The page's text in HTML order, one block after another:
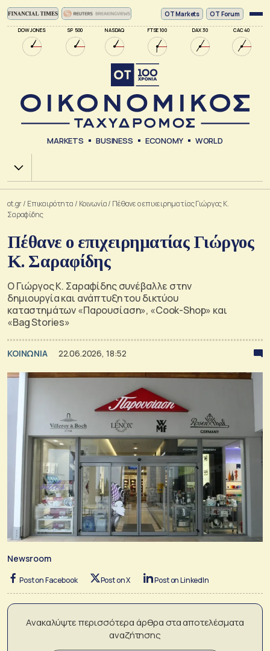
DOW JONES SP 500 NASDAQ FTSE 100 DAX 30 CAC 40
ΟΤ Markets OT Forum
MARKETS BUSINESS ECONOMY WORLD
Χ.Α.
ot.gr/ Επικαιρότητα / Κοινωνία/ Πέθανε ο επιχειρηματίας Γιώργος Κ.
Σαραφίδης
Πέθανε ο επιχειρηματίας Γιώργος
Κ. Σαραφίδης
Ο Γιώργος Κ. Σαραφίδης συνέβαλλε στην
δημιουργία και ανάπτυξη του δικτύου
καταστημάτων «Παρουσίαση», «Cook-Shop» και
«Bag Stories»
ΚΟΙΝΩΝΙΑ 22.06.2026, 18:52
Newsroom
Post on Facebook Post on X Post on LinkedIn
Ανακαλύψτε περισσότερα άρθρα στα αποτελέσματα
αναζήτησης